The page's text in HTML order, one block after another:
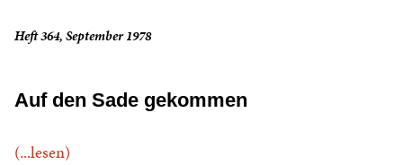
Heft 364, September 1978
Auf den Sade gekommen
(...lesen)